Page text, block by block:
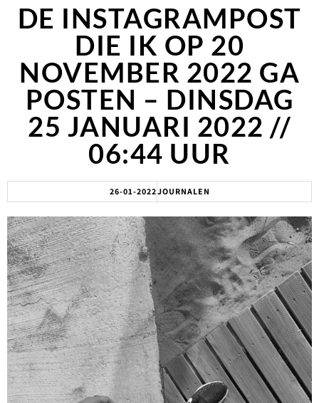
DE INSTAGRAMPOST
DIE IK OP 20
NOVEMBER 2022 GA
POSTEN – DINSDAG
25 JANUARI 2022 //
06:44 UUR
26-01-2022JOURNALEN